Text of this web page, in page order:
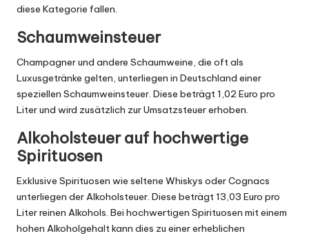
diese Kategorie fallen.
Schaumweinsteuer
Champagner und andere Schaumweine, die oft als
Luxusgetränke gelten, unterliegen in Deutschland einer
speziellen Schaumweinsteuer. Diese beträgt 1,02 Euro pro
Liter und wird zusätzlich zur Umsatzsteuer erhoben.
Alkoholsteuer auf hochwertige
Spirituosen
Exklusive Spirituosen wie seltene Whiskys oder Cognacs
unterliegen der Alkoholsteuer. Diese beträgt 13,03 Euro pro
Liter reinen Alkohols. Bei hochwertigen Spirituosen mit einem
hohen Alkoholgehalt kann dies zu einer erheblichen